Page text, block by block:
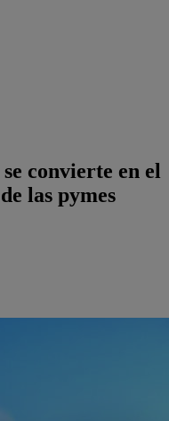
convierte en el
las pymes